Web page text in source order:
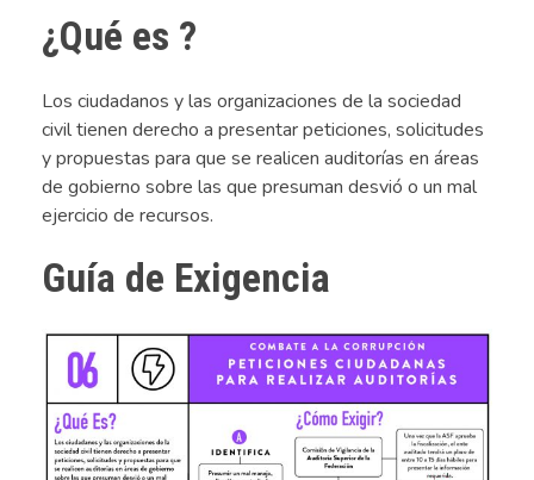
¿Qué es ?
Los ciudadanos y las organizaciones de la sociedad
civil tienen derecho a presentar peticiones, solicitudes
y propuestas para que se realicen auditorías en áreas
de gobierno sobre las que presuman desvió o un mal
ejercicio de recursos.
Guía de Exigencia